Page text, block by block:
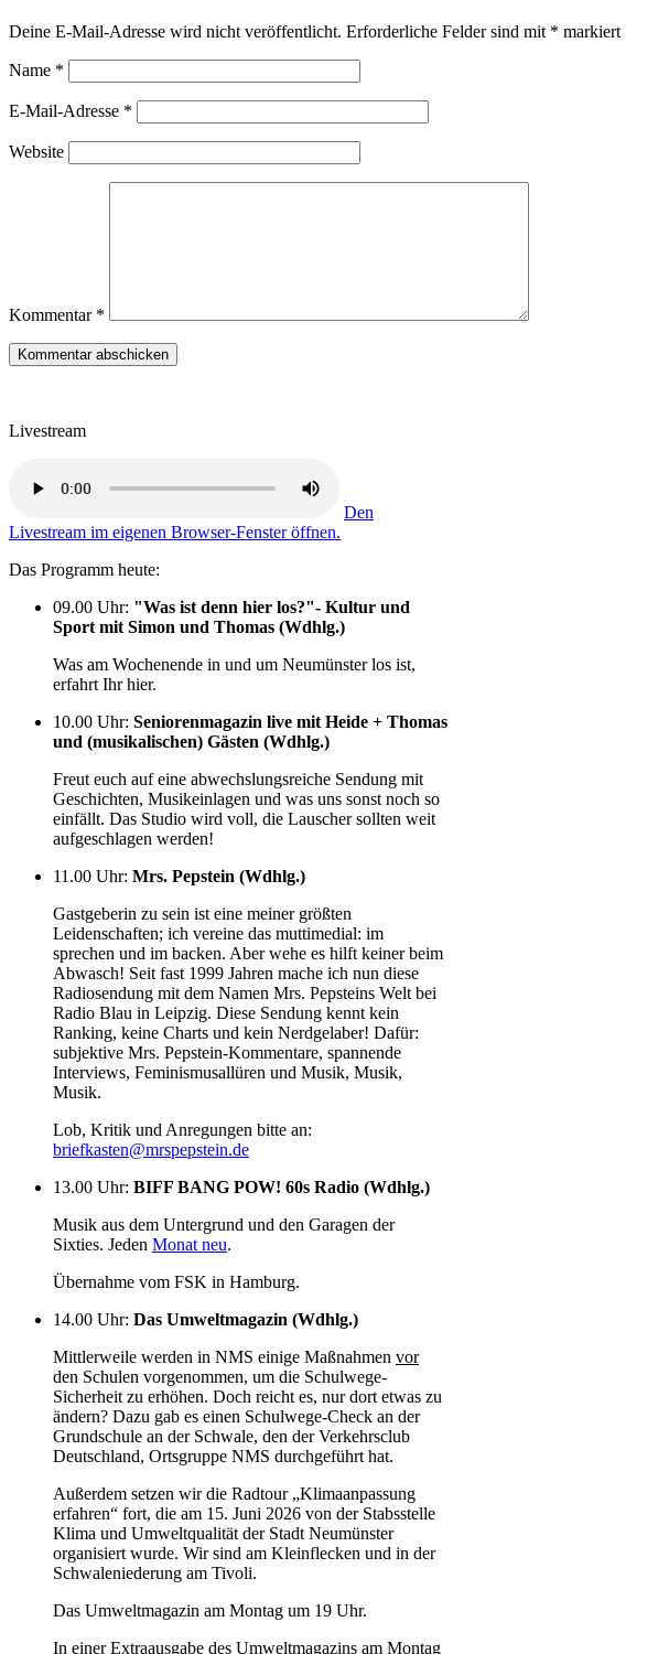
Deine E-Mail-Adresse wird nicht veröffentlicht. Erforderliche Felder sind mit * markiert
Name *
E-Mail-Adresse *
Website
Kommentar *
Livestream
Den
Livestream im eigenen Browser-Fenster öffnen.
Das Programm heute:
09.00 Uhr: "Was ist denn hier los?"- Kultur und
Sport mit Simon und Thomas (Wdhlg.)
Was am Wochenende in und um Neumünster los ist,
erfahrt Ihr hier.
10.00 Uhr: Seniorenmagazin live mit Heide + Thomas
und (musikalischen) Gästen (Wdhlg.)
Freut euch auf eine abwechslungsreiche Sendung mit
Geschichten, Musikeinlagen und was uns sonst noch so
einfällt. Das Studio wird voll, die Lauscher sollten weit
aufgeschlagen werden!
11.00 Uhr: Mrs. Pepstein (Wdhlg.)
Gastgeberin zu sein ist eine meiner größten
Leidenschaften; ich vereine das muttimedial: im
sprechen und im backen. Aber wehe es hilft keiner beim
Abwasch! Seit fast 1999 Jahren mache ich nun diese
Radiosendung mit dem Namen Mrs. Pepsteins Welt bei
Radio Blau in Leipzig. Diese Sendung kennt kein
Ranking, keine Charts und kein Nerdgelaber! Dafür:
subjektive Mrs. Pepstein-Kommentare, spannende
Interviews, Feminismusallüren und Musik, Musik,
Musik.
Lob, Kritik und Anregungen bitte an:
briefkasten@mrspepstein.de
13.00 Uhr: BIFF BANG POW! 60s Radio (Wdhlg.)
Musik aus dem Untergrund und den Garagen der
Sixties. Jeden Monat neu.
Übernahme vom FSK in Hamburg.
14.00 Uhr: Das Umweltmagazin (Wdhlg.)
Mittlerweile werden in NMS einige Maßnahmen vor
den Schulen vorgenommen, um die Schulwege-
Sicherheit zu erhöhen. Doch reicht es, nur dort etwas zu
ändern? Dazu gab es einen Schulwege-Check an der
Grundschule an der Schwale, den der Verkehrsclub
Deutschland, Ortsgruppe NMS durchgeführt hat.
Außerdem setzen wir die Radtour „Klimaanpassung
erfahren“ fort, die am 15. Juni 2026 von der Stabsstelle
Klima und Umweltqualität der Stadt Neumünster
organisiert wurde. Wir sind am Kleinflecken und in der
Schwaleniederung am Tivoli.
Das Umweltmagazin am Montag um 19 Uhr.
In einer Extraausgabe des Umweltmagazins am Montag